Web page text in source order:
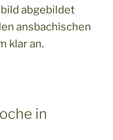
abgebildet
ansbachischen
klar an.
in